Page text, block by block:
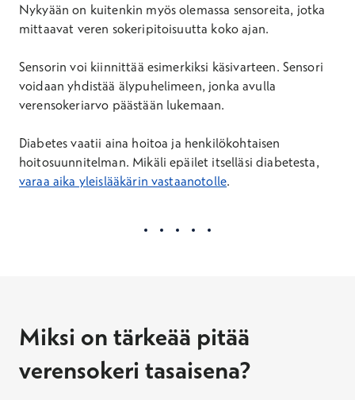
Nykyään on kuitenkin myös olemassa sensoreita, jotka
mittaavat veren sokeripitoisuutta koko ajan.
Sensorin voi kiinnittää esimerkiksi käsivarteen. Sensori
voidaan yhdistää älypuhelimeen, jonka avulla
verensokeriarvo päästään lukemaan.
Diabetes vaatii aina hoitoa ja henkilökohtaisen
hoitosuunnitelman. Mikäli epäilet itselläsi diabetesta,
varaa aika yleislääkärin vastaanotolle.
Miksi on tärkeää pitää
verensokeri tasaisena?